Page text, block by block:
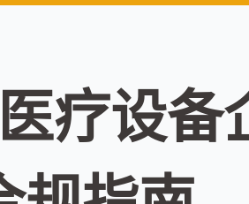
疗设备